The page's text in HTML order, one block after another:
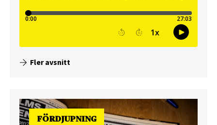
Fler avsnitt
FÖRDJUPNING